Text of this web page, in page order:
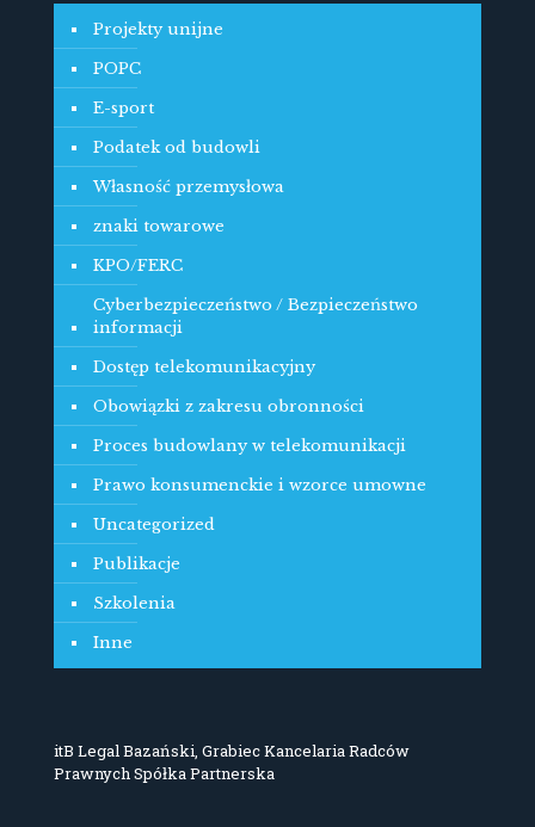
Projekty unijne
POPC
E-sport
Podatek od budowli
Własność przemysłowa
znaki towarowe
KPO/FERC
Cyberbezpieczeństwo / Bezpieczeństwo
informacji
Dostęp telekomunikacyjny
Obowiązki z zakresu obronności
Proces budowlany w telekomunikacji
Prawo konsumenckie i wzorce umowne
Uncategorized
Publikacje
Szkolenia
Inne
itB Legal Bazański, Grabiec Kancelaria Radców
Prawnych Spółka Partnerska